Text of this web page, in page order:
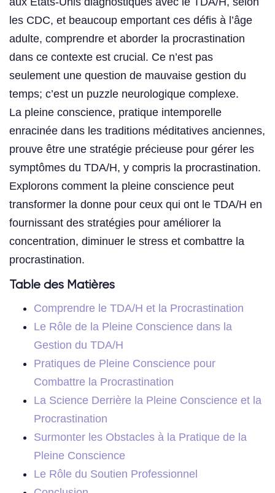
les CDC, et beaucoup emportant ces défis à l’âge
adulte, comprendre et aborder la procrastination
dans ce contexte est crucial. Ce n’est pas
seulement une question de mauvaise gestion du
temps; c’est un puzzle neurologique complexe.
La pleine conscience, pratique intemporelle
enracinée dans les traditions méditatives anciennes,
prouve être une stratégie précieuse pour gérer les
symptômes du TDA/H, y compris la procrastination.
Explorons comment la pleine conscience peut
transformer la donne pour ceux qui ont le TDA/H en
fournissant des stratégies pour améliorer la
concentration, diminuer le stress et combattre la
procrastination.
Table des Matières
Comprendre le TDA/H et la Procrastination
Le Rôle de la Pleine Conscience dans la
Gestion du TDA/H
Pratiques de Pleine Conscience pour
Combattre la Procrastination
La Science Derrière la Pleine Conscience et la
Procrastination
Surmonter les Obstacles à la Pratique de la
Pleine Conscience
Le Rôle du Soutien Professionnel